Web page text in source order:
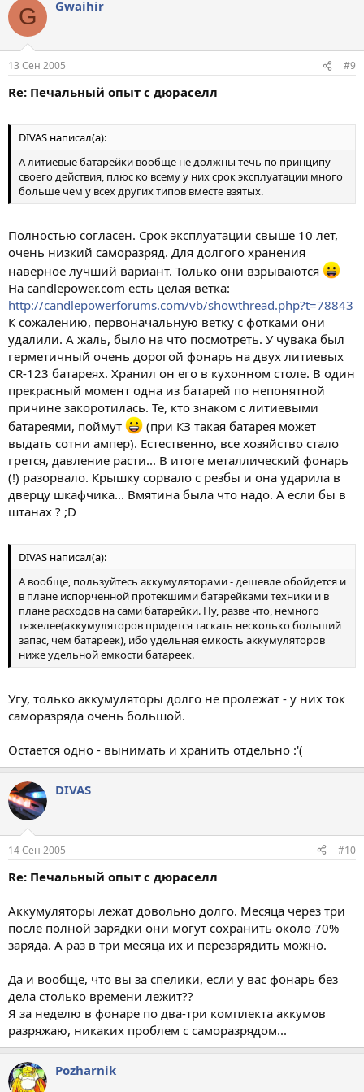
G Gwaihir
13 Сен 2005 #9
Re: Печальный опыт с дюраселл
DIVAS написал(а):
А литиевые батарейки вообще не должны течь по принципу
своего действия, плюс ко всему у них срок эксплуатации много
больше чем у всех других типов вместе взятых.
Полностью согласен. Срок эксплуатации свыше 10 лет,
очень низкий саморазряд. Для долгого хранения
наверное лучший вариант. Только они взрываются
На candlepower.com есть целая ветка:
http://candlepowerforums.com/vb/showthread.php?t=78843
К сожалению, первоначальную ветку с фотками они
удалили. А жаль, было на что посмотреть. У чувака был
герметичный очень дорогой фонарь на двух литиевых
CR-123 батареях. Хранил он его в кухонном столе. В один
прекрасный момент одна из батарей по непонятной
причине закоротилась. Те, кто знаком с литиевыми
батареями, поймут
(при КЗ такая батарея может
выдать сотни ампер). Естественно, все хозяйство стало
грется, давление расти... В итоге металлический фонарь
(!) разорвало. Крышку сорвало с резбы и она ударила в
дверцу шкафчика... Вмятина была что надо. А если бы в
штанах ? ;D
DIVAS написал(а):
А вообще, пользуйтесь аккумуляторами - дешевле обойдется и
в плане испорченной протекшими батарейками техники и в
плане расходов на сами батарейки. Ну, разве что, немного
тяжелее(аккумуляторов придется таскать несколько больший
запас, чем батареек), ибо удельная емкость аккумуляторов
ниже удельной емкости батареек.
Угу, только аккумуляторы долго не пролежат - у них ток
саморазряда очень большой.
Остается одно - вынимать и хранить отдельно :'(
DIVAS
14 Сен 2005 #10
Re: Печальный опыт с дюраселл
Аккумуляторы лежат довольно долго. Месяца через три
после полной зарядки они могут сохранить около 70%
заряда. А раз в три месяца их и перезарядить можно.
Да и вообще, что вы за спелики, если у вас фонарь без
дела столько времени лежит??
Я за неделю в фонаре по два-три комплекта аккумов
разряжаю, никаких проблем с саморазрядом...
Pozharnik